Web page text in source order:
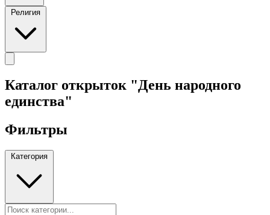
Религия
Каталог открыток "День народного
единства"
Фильтры
Категория